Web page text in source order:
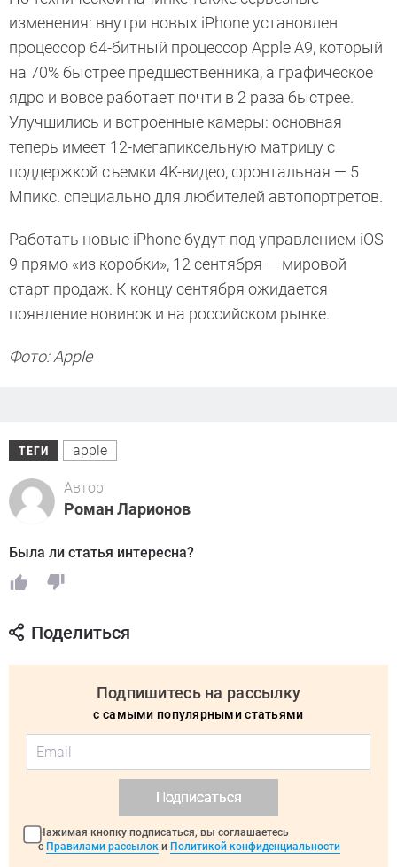
изменения: внутри новых iPhone установлен
процессор 64-битный процессор Apple A9, который
на 70% быстрее предшественника, а графическое
ядро и вовсе работает почти в 2 раза быстрее.
Улучшились и встроенные камеры: основная
теперь имеет 12-мегапиксельную матрицу с
поддержкой съемки 4K-видео, фронтальная — 5
Мпикс. специально для любителей автопортретов.
Работать новые iPhone будут под управлением iOS
9 прямо «из коробки», 12 сентября — мировой
старт продаж. К концу сентября ожидается
появление новинок и на российском рынке.
Фото: Apple
ТЕГИ apple
Автор
Роман Ларионов
Была ли статья интересна?
Поделиться
Подпишитесь на рассылку
с самыми популярными статьями
Подписаться
Нажимая кнопку подписаться, вы соглашаетесь
с Правилами рассылок и Политикой конфиденциальности